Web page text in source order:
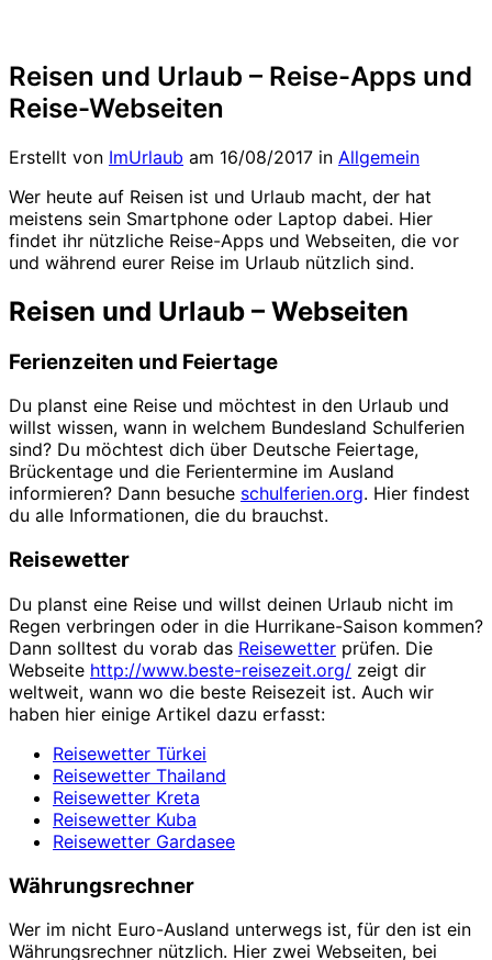
Reisen und Urlaub – Reise-Apps und
Reise-Webseiten
Erstellt von ImUrlaub am 16/08/2017 in Allgemein
Wer heute auf Reisen ist und Urlaub macht, der hat
meistens sein Smartphone oder Laptop dabei. Hier
findet ihr nützliche Reise-Apps und Webseiten, die vor
und während eurer Reise im Urlaub nützlich sind.
Reisen und Urlaub – Webseiten
Ferienzeiten und Feiertage
Du planst eine Reise und möchtest in den Urlaub und
willst wissen, wann in welchem Bundesland Schulferien
sind? Du möchtest dich über Deutsche Feiertage,
Brückentage und die Ferientermine im Ausland
informieren? Dann besuche schulferien.org. Hier findest
du alle Informationen, die du brauchst.
Reisewetter
Du planst eine Reise und willst deinen Urlaub nicht im
Regen verbringen oder in die Hurrikane-Saison kommen?
Dann solltest du vorab das Reisewetter prüfen. Die
Webseite http://www.beste-reisezeit.org/ zeigt dir
weltweit, wann wo die beste Reisezeit ist. Auch wir
haben hier einige Artikel dazu erfasst:
Reisewetter Türkei
Reisewetter Thailand
Reisewetter Kreta
Reisewetter Kuba
Reisewetter Gardasee
Währungsrechner
Wer im nicht Euro-Ausland unterwegs ist, für den ist ein
Währungsrechner nützlich. Hier zwei Webseiten, bei